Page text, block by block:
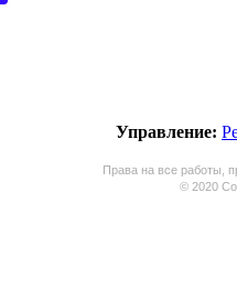
Управление:
Права на все работы,
© 2020